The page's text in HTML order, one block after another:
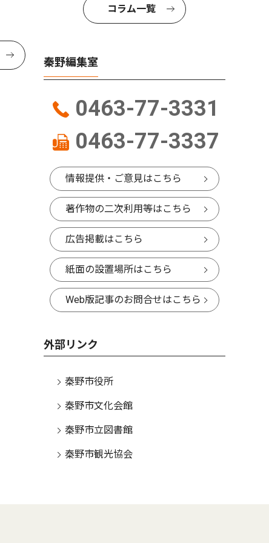
コラム一覧
秦野編集室
0463-77-3331
0463-77-3337
情報提供・ご意見はこちら
著作物の二次利用等はこちら
広告掲載はこちら
紙面の設置場所はこちら
Web版記事のお問合せはこちら
外部リンク
秦野市役所
秦野市文化会館
秦野市立図書館
秦野市観光協会